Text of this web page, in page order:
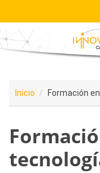
Pasar al contenido
Inicio Formación